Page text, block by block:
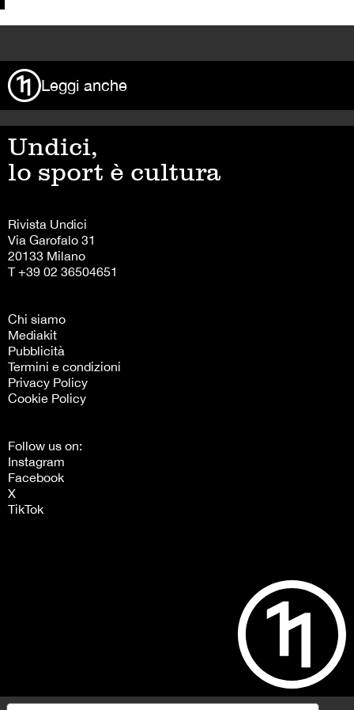
Leggi anche
Undici,
lo sport è cultura
Rivista Undici
Via Garofalo 31
20133 Milano
T +39 02 36504651
Chi siamo
Mediakit
Pubblicità
Termini e condizioni
Privacy Policy
Cookie Policy
Follow us on:
Instagram
Facebook
X
TikTok